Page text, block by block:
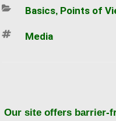
Categories
Basics, Points of
Tags
Media
Our site offers barrier-